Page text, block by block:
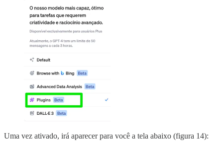
Uma vez ativado, irá aparecer para você a tela abaixo (figura 14):